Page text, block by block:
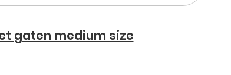
gaten medium size